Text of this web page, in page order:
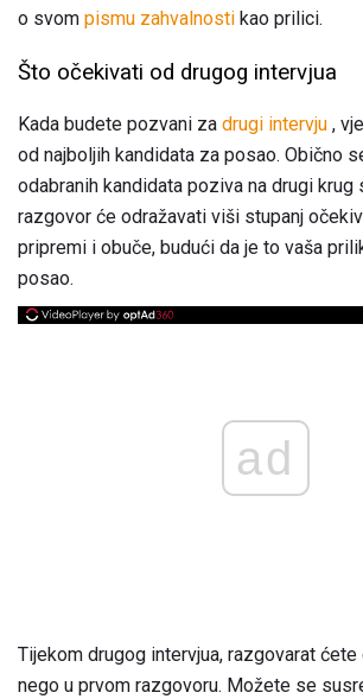
o svom pismu zahvalnosti kao prilici.
Što očekivati ​​od drugog intervjua
Kada budete pozvani za drugi intervju ,
od najboljih kandidata za posao. Obično
odabranih kandidata poziva na drugi krug
razgovor će odražavati viši stupanj
pripremi i obuče, budući da je to vaša
posao.
ad
Tijekom drugog intervjua, razgovarat
nego u prvom razgovoru. Možete se